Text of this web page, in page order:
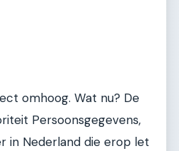
omhoog. Wat nu? De
Persoonsgegevens,
in Nederland die erop let